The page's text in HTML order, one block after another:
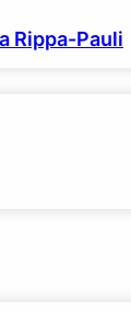
Rippa-Pauli